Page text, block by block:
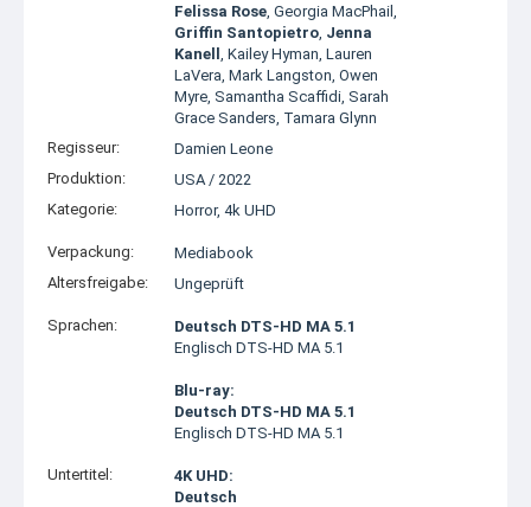
Felissa Rose, Georgia MacPhail ,
Griffin Santopietro, Jenna
Kanell , Kailey Hyman, Lauren
LaVera, Mark Langston, Owen
Myre, Samantha Scaffidi, Sarah
Grace Sanders, Tamara Glynn
Regisseur:
Damien Leone
Produktion:
USA/ 2022
Kategorie:
Horror, 4k UHD
Verpackung:
Mediabook
Altersfreigabe:
Ungeprüft
Sprachen:
Deutsch DTS-HD MA 5.1
Englisch DTS-HD MA 5.1
Blu-ray:
Deutsch DTS-HD MA 5.1
Englisch DTS-HD MA 5.1
Untertitel:
4K UHD:
Deutsch